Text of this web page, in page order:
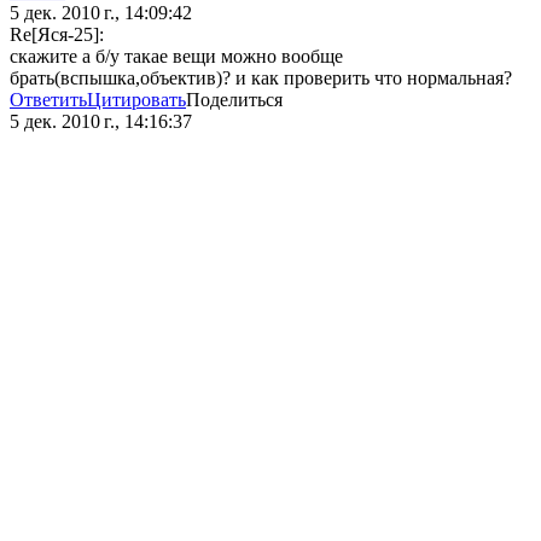
5 дек. 2010 г., 14:09:42
Re[Яся-25]:
скажите а б/у такае вещи можно вообще
брать(вспышка,объектив)? и как проверить что нормальная?
ОтветитьЦитироватьПоделиться
5 дек. 2010 г., 14:16:37